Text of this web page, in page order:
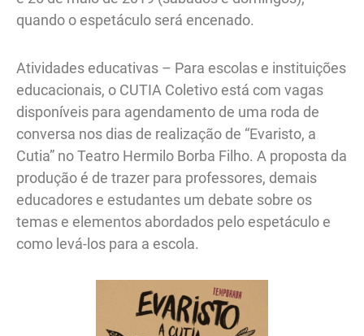
quando o espetáculo será encenado.
Atividades educativas – Para escolas e instituições
educacionais, o CUTIA Coletivo está com vagas
disponíveis para agendamento de uma roda de
conversa nos dias de realização de “Evaristo, a
Cutia” no Teatro Hermilo Borba Filho. A proposta da
produção é de trazer para professores, demais
educadores e estudantes um debate sobre os
temas e elementos abordados pelo espetáculo e
como levá-los para a escola.